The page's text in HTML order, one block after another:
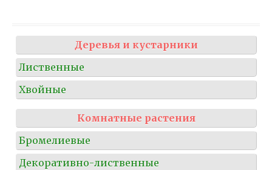
Деревья и кустарники
Лиственные
Хвойные
Комнатные растения
Бромелиевые
Декоративно-лиственные